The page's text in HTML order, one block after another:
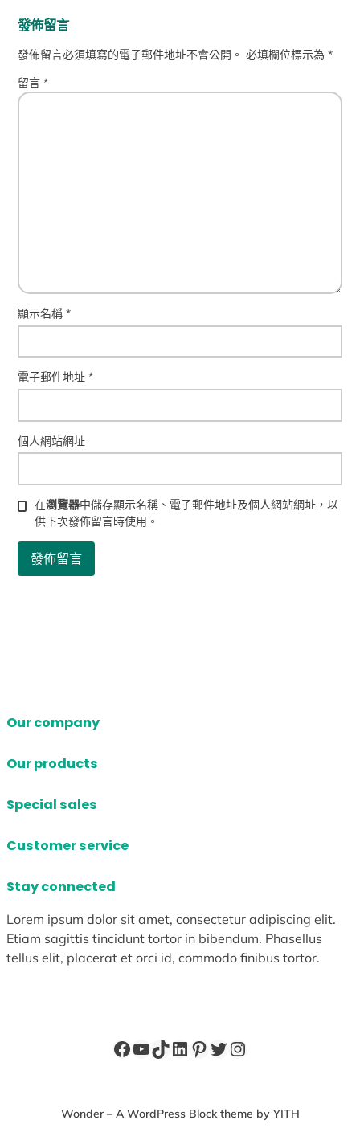
發佈留言
發佈留言必須填寫的電子郵件地址不會公開。 必填欄位標示為*
留言*
顯示名稱*
電子郵件地址*
個人網站網址
在瀏覽器中儲存顯示名稱、電子郵件地址及個人網站網址，以
供下次發佈留言時使用。
Our company
Our products
Special sales
Customer service
Stay connected
Lorem ipsum dolor sit amet, consectetur adipiscing elit.
Etiam sagittis tincidunt tortor in bibendum. Phasellus
tellus elit, placerat et orci id, commodo finibus tortor.
Facebook
YouTube
TikTok
LinkedIn
Pinterest
X Instagram
Wonder – A WordPress Block theme by YITH